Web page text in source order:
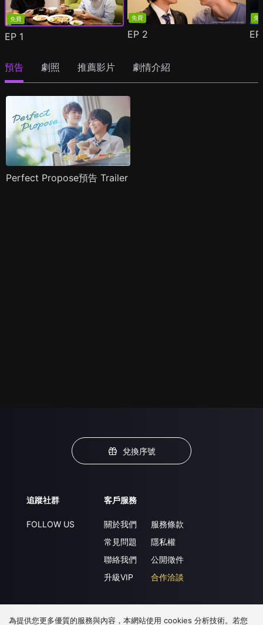
免費
EP 1
免費
EP 2
免
預告 劇照 推薦影片 劇情介紹
Perfect Propose預告 Trailer
兌換序號
追蹤社群
FOLLOW US
客戶服務
關於我們
常見問題
聯絡我們
升級VIP
服務條款
隱私權
公開徵件
合作洽談
下載 APP
為提供您更多優質的服務與內容，本網站使用 cookies 分析技術。若您